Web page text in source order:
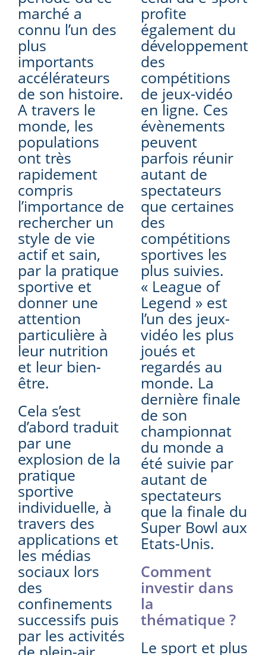
marché a
connu l’un des
plus
importants
accélérateurs
de son histoire.
A travers le
monde, les
populations
ont très
rapidement
compris
l’importance de
rechercher un
style de vie
actif et sain,
par la pratique
sportive et
donner une
attention
particulière à
leur nutrition
et leur bien-
être.
Cela s’est
d’abord traduit
par une
explosion de la
pratique
sportive
individuelle, à
travers des
applications et
les médias
sociaux lors
des
confinements
successifs puis
par les activités
profite
également du
développement
des
compétitions
de jeux-vidéo
en ligne. Ces
évènements
peuvent
parfois réunir
autant de
spectateurs
que certaines
des
compétitions
sportives les
plus suivies.
« League of
Legend » est
l’un des jeux-
vidéo les plus
joués et
regardés au
monde. La
dernière finale
de son
championnat
du monde a
été suivie par
autant de
spectateurs
que la finale du
Super Bowl aux
Etats-Unis.
Comment
investir dans
la
thématique ?
Le sport et plus